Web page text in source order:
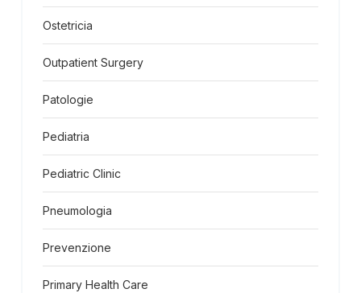
Ostetricia
Outpatient Surgery
Patologie
Pediatria
Pediatric Clinic
Pneumologia
Prevenzione
Primary Health Care